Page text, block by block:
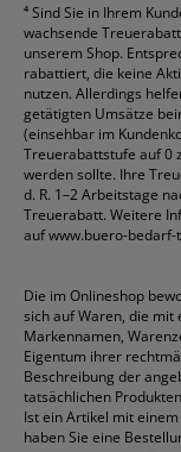
⁴Sind Sie in Ihrem
wachsende
unserem Shop.
rabattiert, die keine
nutzen. Allerdings
getätigten Umsätze
(einsehbar im
Treuerabattstufe auf 0
werden sollte. Ihre
d. R. 1–2 Arbeitstage
Treuerabatt. Weitere
aufwww.buero-
Die im Onlineshop
sich auf Waren, die mit
Markennamen,
Eigentum ihrer
Beschreibung der
tatsächlichen
Ist ein Artikel mit
haben Sie eine